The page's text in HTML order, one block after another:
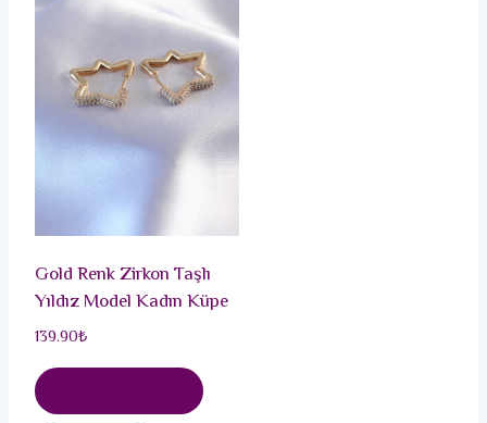
Gold Renk Zirkon Taşlı
Yıldız Model Kadın Küpe
139.90₺